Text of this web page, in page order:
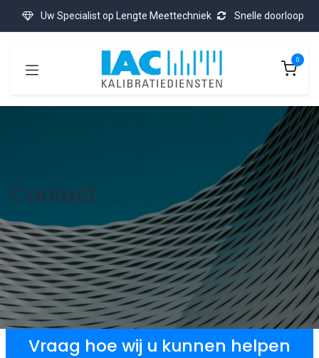
Uw Specialist op Lengte Meettechniek Snelle doorloop
0
Contact
Vraag hoe wij u kunnen helpen